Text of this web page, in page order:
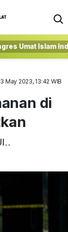
Umat Islam
May 2023, 13:42 WIB
di